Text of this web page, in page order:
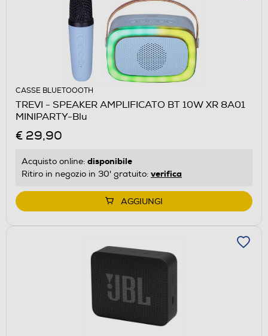
CASSE BLUETOOOTH
TREVI - SPEAKER AMPLIFICATO BT 10W XR 8A01
MINIPARTY-Blu
€ 29,90
Acquisto online: disponibile
Ritiro in negozio in 30' gratuito: verifica
AGGIUNGI